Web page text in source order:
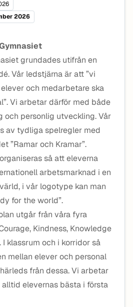
2026
grundades utifrån en
Vår ledstjärna är att ”vi
och medarbetare ska
Vi arbetar därför med både
och personlig utveckling. Vår
av tydliga spelregler med
”Ramar och Kramar”.
så att eleverna
arbetsmarknad i en
i vår logotype kan man
for the world”.
utgår från våra fyra
Kindness, Knowledge
I klassrum och i korridor så
mellan elever och personal
från dessa. Vi arbetar
elevernas bästa i första